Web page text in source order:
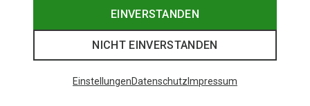
EINVERSTANDEN
NICHT EINVERSTANDEN
EinstellungenDatenschutz Impressum